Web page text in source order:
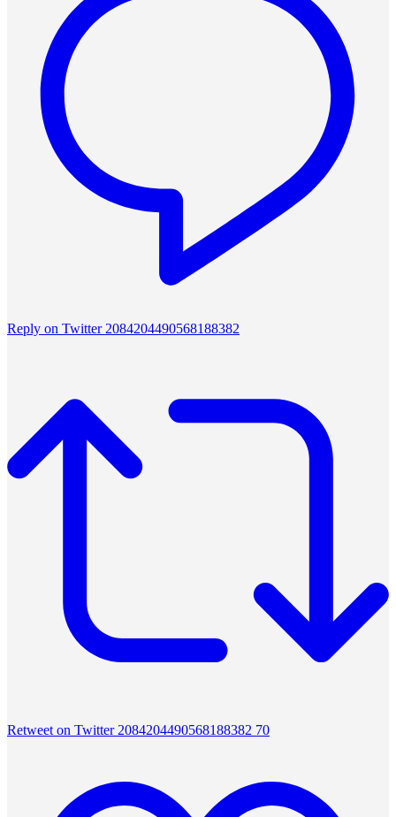
Reply on Twitter 2084204490568188382
Retweet on Twitter 2084204490568188382 70